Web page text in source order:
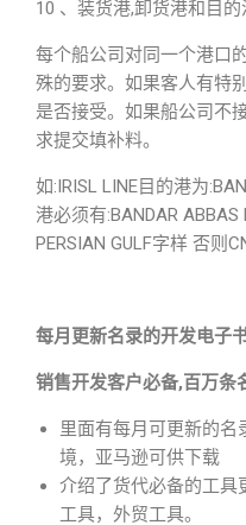
10 、装货港,卸货港和目的
每个船公司对同一个港口
殊的要求。如果客人有特
是否接受。如果船公司不
求提交填补料。
如:IRISL LINE目的港为
港必须有:BANDAR ABBAS
PERSIAN GULF字样 否则
每月更新名录的开发电子
销售开发客户必备,百万条
里面有每月可更新的
境，亚马逊可供下载
介绍了货代必备的工具
工具，外贸工具。